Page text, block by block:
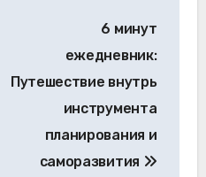
6 минут
ежедневник:
Путешествие внутрь
инструмента
планирования и
саморазвития